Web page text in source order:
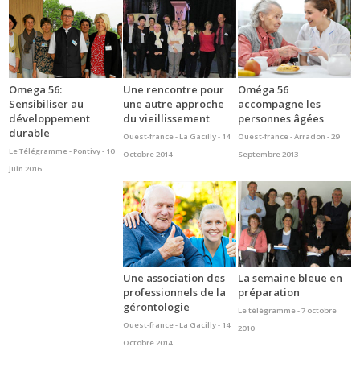
Omega 56:
Sensibiliser au
développement
durable
Le Télégramme - Pontivy - 10
juin 2016
Une rencontre pour
une autre approche
du vieillissement
Ouest-france - La Gacilly - 14
Octobre 2014
Oméga 56
accompagne les
personnes âgées
Ouest-france - Arradon - 29
Septembre 2013
Une association des
professionnels de la
gérontologie
Ouest-france - La Gacilly - 14
Octobre 2014
La semaine bleue en
préparation
Le télégramme - 7 octobre
2010